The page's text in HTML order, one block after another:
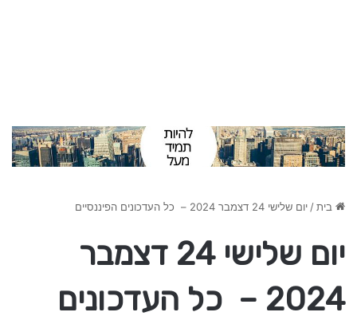
בית/יום שלישי 24 דצמבר 2024 – כל העדכונים הפיננסיים
יום שלישי 24 דצמבר
2024 – כל העדכונים